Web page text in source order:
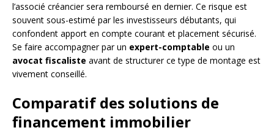
l’associé créancier sera remboursé en dernier. Ce risque est
souvent sous-estimé par les investisseurs débutants, qui
confondent apport en compte courant et placement sécurisé.
Se faire accompagner par un expert-comptable ou un
avocat fiscaliste avant de structurer ce type de montage est
vivement conseillé.
Comparatif des solutions de
financement immobilier